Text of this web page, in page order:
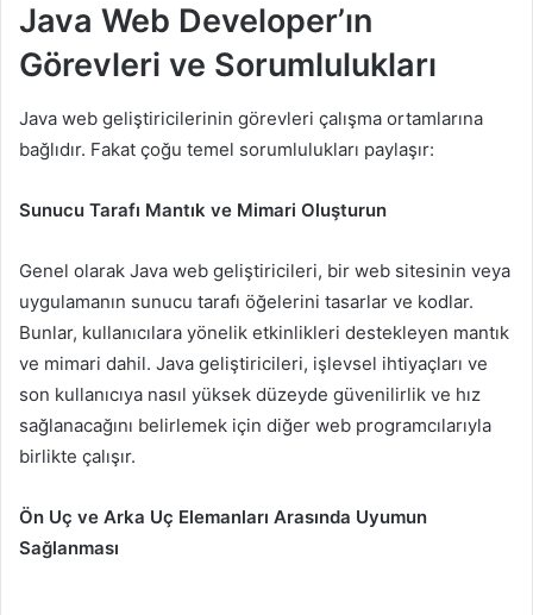
Java Web Developer’ın
Görevleri ve Sorumlulukları
Java web geliştiricilerinin görevleri çalışma ortamlarına
bağlıdır. Fakat çoğu temel sorumlulukları paylaşır:
Sunucu Tarafı Mantık ve Mimari Oluşturun
Genel olarak Java web geliştiricileri, bir web sitesinin veya
uygulamanın sunucu tarafı öğelerini tasarlar ve kodlar.
Bunlar, kullanıcılara yönelik etkinlikleri destekleyen mantık
ve mimari dahil. Java geliştiricileri, işlevsel ihtiyaçları ve
son kullanıcıya nasıl yüksek düzeyde güvenilirlik ve hız
sağlanacağını belirlemek için diğer web programcılarıyla
birlikte çalışır.
Ön Uç ve Arka Uç Elemanları Arasında Uyumun
Sağlanması